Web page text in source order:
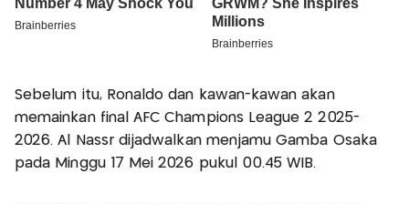
Sebelum itu, Ronaldo dan kawan-kawan akan
memainkan final AFC Champions League 2 2025-
2026. Al Nassr dijadwalkan menjamu Gamba Osaka
pada Minggu 17 Mei 2026 pukul 00.45 WIB.